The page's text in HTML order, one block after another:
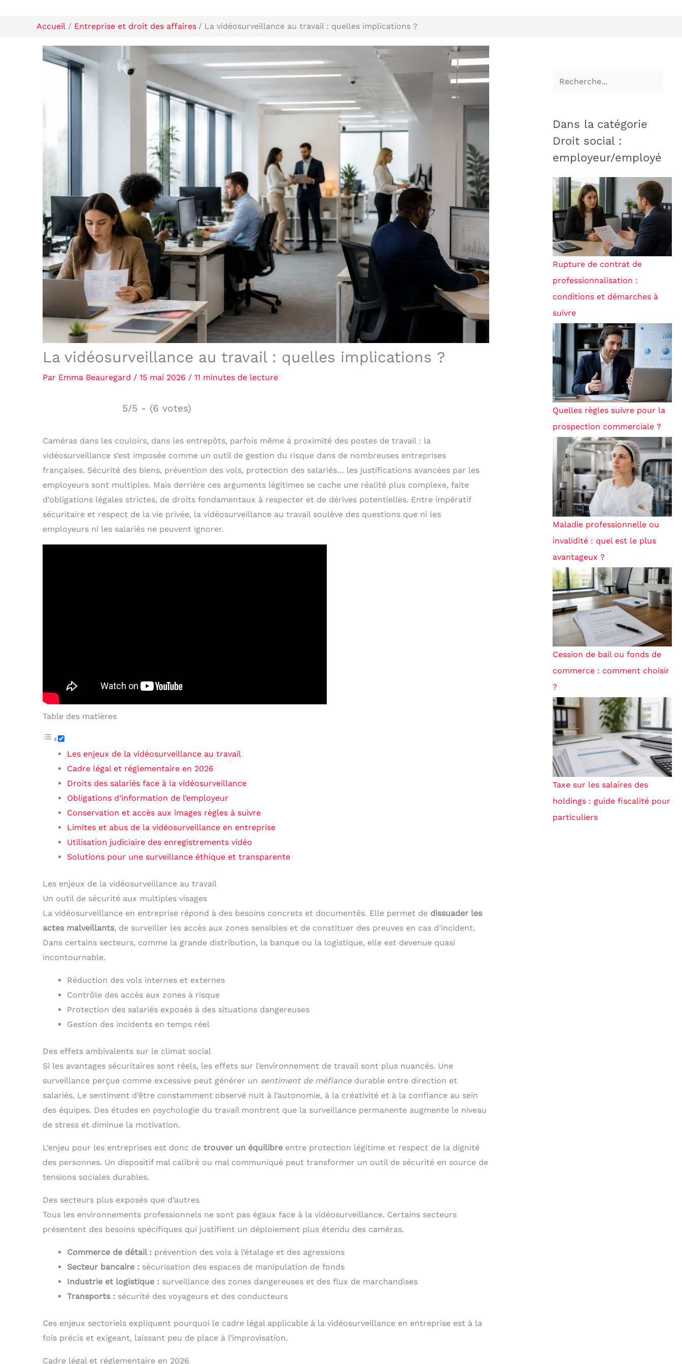
Accueil Entreprise et droit des affaires La vidéosurveillance au travail : quelles implications ?
La vidéosurveillance au travail : quelles implications ?
Par Emma Beauregard / 15 mai 2026 / 11 minutes de lecture
5/5 - (6 votes)
Caméras dans les couloirs, dans les entrepôts, parfois même à proximité des postes de travail : la
vidéosurveillance s’est imposée comme un outil de gestion du risque dans de nombreuses entreprises
françaises. Sécurité des biens, prévention des vols, protection des salariés… les justifications avancées par les
employeurs sont multiples. Mais derrière ces arguments légitimes se cache une réalité plus complexe, faite
d’obligations légales strictes, de droits fondamentaux à respecter et de dérives potentielles. Entre impératif
sécuritaire et respect de la vie privée, la vidéosurveillance au travail soulève des questions que ni les
employeurs ni les salariés ne peuvent ignorer.
Table des matières
Les enjeux de la vidéosurveillance au travail
Cadre légal et réglementaire en 2026
Droits des salariés face à la vidéosurveillance
Obligations d’information de l’employeur
Conservation et accès aux images règles à suivre
Limites et abus de la vidéosurveillance en entreprise
Utilisation judiciaire des enregistrements vidéo
Solutions pour une surveillance éthique et transparente
Les enjeux de la vidéosurveillance au travail
Un outil de sécurité aux multiples visages
La vidéosurveillance en entreprise répond à des besoins concrets et documentés. Elle permet de dissuader les
actes malveillants, de surveiller les accès aux zones sensibles et de constituer des preuves en cas d’incident.
Dans certains secteurs, comme la grande distribution, la banque ou la logistique, elle est devenue quasi
incontournable.
Réduction des vols internes et externes
Contrôle des accès aux zones à risque
Protection des salariés exposés à des situations dangereuses
Gestion des incidents en temps réel
Des effets ambivalents sur le climat social
Si les avantages sécuritaires sont réels, les effets sur l’environnement de travail sont plus nuancés. Une
surveillance perçue comme excessive peut générer un sentiment de méfiancedurable entre direction et
salariés. Le sentiment d’être constamment observé nuit à l’autonomie, à la créativité et à la confiance au sein
des équipes. Des études en psychologie du travail montrent que la surveillance permanente augmente le niveau
de stress et diminue la motivation.
L’enjeu pour les entreprises est donc de trouver un équilibre entre protection légitime et respect de la dignité
des personnes. Un dispositif mal calibré ou mal communiqué peut transformer un outil de sécurité en source de
tensions sociales durables.
Des secteurs plus exposés que d’autres
Tous les environnements professionnels ne sont pas égaux face à la vidéosurveillance. Certains secteurs
présentent des besoins spécifiques qui justifient un déploiement plus étendu des caméras.
Commerce de détail : prévention des vols à l’étalage et des agressions
Secteur bancaire : sécurisation des espaces de manipulation de fonds
Industrie et logistique : surveillance des zones dangereuses et des flux de marchandises
Transports : sécurité des voyageurs et des conducteurs
Ces enjeux sectoriels expliquent pourquoi le cadre légal applicable à la vidéosurveillance en entreprise est à la
fois précis et exigeant, laissant peu de place à l’improvisation.
Cadre légal et réglementaire en 2026
Dans la catégorie
Droit social :
employeur/employé
Rupture de contrat de
professionnalisation :
conditions et démarches à
suivre
Quelles règles suivre pour la
prospection commerciale ?
Maladie professionnelle ou
invalidité : quel est le plus
avantageux ?
Cession de bail ou fonds de
commerce : comment choisir
?
Taxe sur les salaires des
holdings : guide fiscalité pour
particuliers